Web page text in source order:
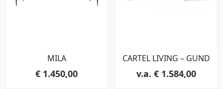
MILA
€ 1.450,00
CARTEL LIVING – GUND
€ 1.584,00